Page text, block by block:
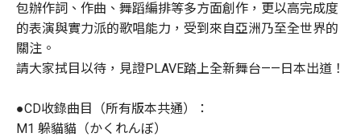
包辦作詞、作曲、舞蹈編排等多方面創作，更以高完成度
的表演與實力派的歌唱能力，受到來自亞洲乃至全世界的
關注。
請大家拭目以待，見證PLAVE踏上全新舞台——日本出道！
●CD收錄曲目（所有版本共通）：
M1 躲貓貓（かくれんぼ）